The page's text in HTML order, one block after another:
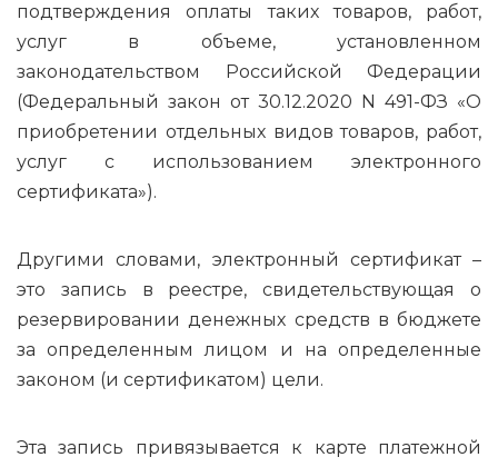
подтверждения оплаты таких товаров, работ,
услуг в объеме, установленном
законодательством Российской Федерации
(Федеральный закон от 30.12.2020 N 491-ФЗ «О
приобретении отдельных видов товаров, работ,
услуг с использованием электронного
сертификата»).
Другими словами, электронный сертификат –
это запись в реестре, свидетельствующая о
резервировании денежных средств в бюджете
за определенным лицом и на определенные
законом (и сертификатом) цели.
Эта запись привязывается к карте платежной